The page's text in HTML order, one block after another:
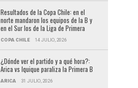
Resultados de la Copa Chile: en el
norte mandaron los equipos de la B y
en el Sur los de la Liga de Primera
COPA CHILE 14 JULIO, 2026
¿Dónde ver el partido y a qué hora?:
Arica vs Iquique paraliza la Primera B
ARICA 31 JULIO, 2026